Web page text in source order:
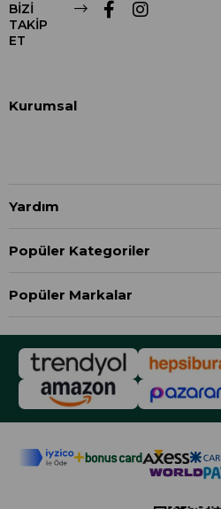
BİZİ
TAKİP
ET
Kurumsal
Yardım
Popüler Kategoriler
Popüler Markalar